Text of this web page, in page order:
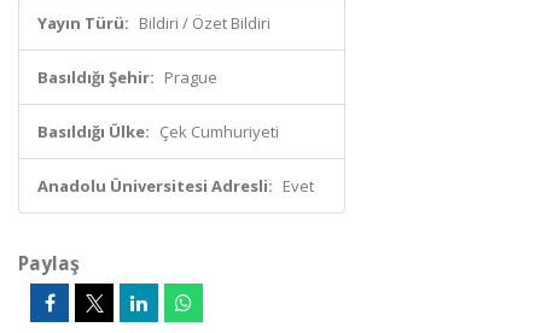
Yayın Türü: Bildiri / Özet Bildiri
Basıldığı Şehir: Prague
Basıldığı Ülke: Çek Cumhuriyeti
Anadolu Üniversitesi Adresli: Evet
Paylaş